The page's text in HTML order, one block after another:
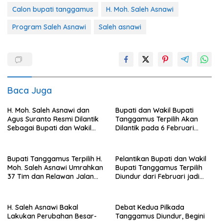
Calon bupati tanggamus
H. Moh. Saleh Asnawi
Program Saleh Asnawi
Saleh asnawi
Baca Juga
H. Moh. Saleh Asnawi dan
Agus Suranto Resmi Dilantik
Sebagai Bupati dan Wakil
Bupati dan Wakil Bupati
Tanggamus Terpilih Akan
Dilantik pada 6 Februari
Bupati Tanggamus Terpilih H.
Moh. Saleh Asnawi Umrahkan
37 Tim dan Relawan Jalan
Pelantikan Bupati dan Wakil
Bupati Tanggamus Terpilih
Diundur dari Februari jadi
H. Saleh Asnawi Bakal
Lakukan Perubahan Besar-
Debat Kedua Pilkada
Tanggamus Diundur, Begini